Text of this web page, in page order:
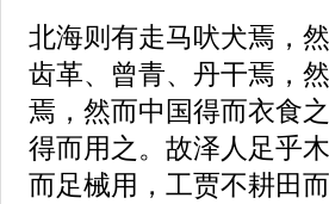
北海则有走马吠犬焉，
齿革、曾青、丹干焉，
焉，然而中国得而衣食
得而用之。故泽人足乎
而足械用，工贾不耕田